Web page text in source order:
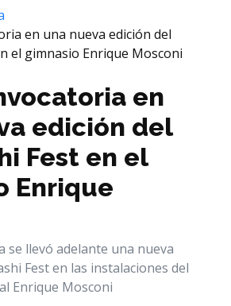
en una nueva edición del
el gimnasio Enrique Mosconi
en
edición del
Fest en el
Enrique
se llevó adelante una nueva
Fest en las instalaciones del
Enrique Mosconi